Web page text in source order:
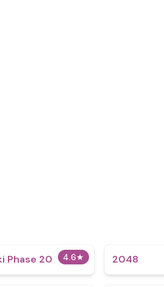
4.6★
Phase 20 2048